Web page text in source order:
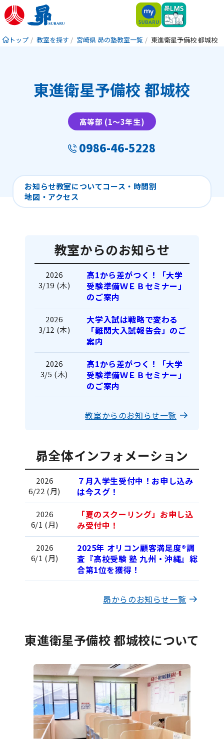
トップ 教室を探す 宮崎県 昴の塾教室一覧 東進衛星予備校 都城校
東進衛星予備校 都城校
高等部 (1〜3年生)
0986-46-5228
お知らせ教室についてコース・時間割
地図・アクセス
教室からのお知らせ
2026
3/19 (木)
高1から差がつく！「大学
受験準備ＷＥＢセミナー」
のご案内
2026
3/12 (木)
大学入試は戦略で変わる
「難関大入試報告会」のご
案内
2026
3/5 (木)
高1から差がつく！「大学
受験準備ＷＥＢセミナー」
のご案内
教室からのお知らせ一覧
昴全体インフォメーション
2026
6/22 (月)
７月入学生受付中！お申し込み
は今スグ！
2026
6/1 (月)
「夏のスクーリング」お申し込
み受付中！
2026
6/1 (月)
2025年 オリコン顧客満足度®調
査『高校受験 塾 九州・沖縄』総
合第1位を獲得！
昴からのお知らせ一覧
東進衛星予備校 都城校について